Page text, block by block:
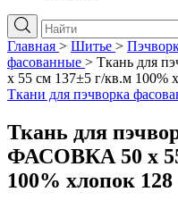
Главная > Шитье >
фасованные > Ткань для
x 55 см 137±5 г/кв.м 100%
Ткани для пэчворка
Ткань для
ФАСОВКА 50 x
100% хлопок 128